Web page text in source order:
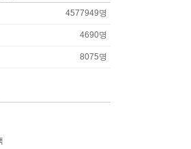
4577949명
4690명
8075명